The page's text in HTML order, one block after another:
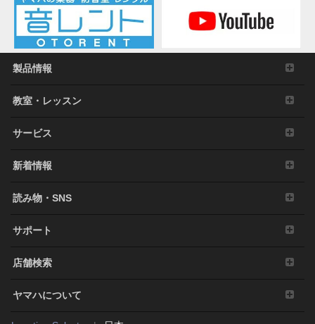
製品情報
教室・レッスン
サービス
新着情報
読み物・SNS
サポート
店舗検索
ヤマハについて